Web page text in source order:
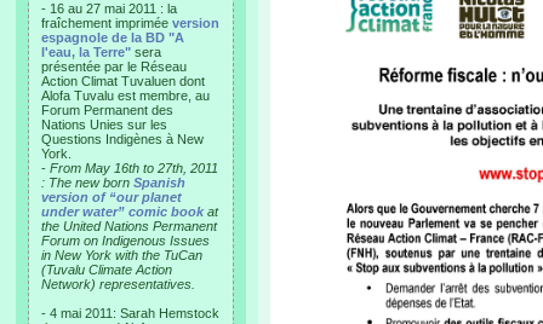
- 16 au 27 mai 2011 : la
fraîchement imprimée version
espagnole de la BD "A
l'eau, la Terre" sera
présentée par le Réseau
Action Climat Tuvaluen dont
Alofa Tuvalu est membre, au
Forum Permanent des
Nations Unies sur les
Questions Indigènes à New
York.
- From May 16th to 27th, 2011
: The new born Spanish
version of “our planet
under water” comic book at
the United Nations Permanent
Forum on Indigenous Issues
in New York with the TuCan
(Tuvalu Climate Action
Network) representatives.
- 4 mai 2011: Sarah Hemstock